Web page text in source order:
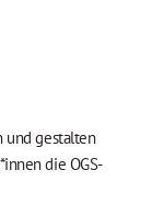
und gestalten
die OGS-